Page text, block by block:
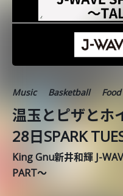
Music Basketball Food
温玉とピザと
28日SPARK
King Gnu新井和輝 J-
PART～